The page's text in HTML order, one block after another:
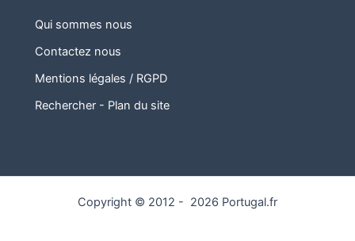
Qui sommes nous
Contactez nous
Mentions légales / RGPD
Rechercher- Plan du site
Copyright © 2012 - 2026 Portugal.fr